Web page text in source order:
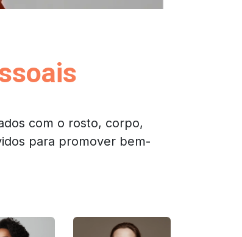
com o rosto, corpo,
para promover bem-